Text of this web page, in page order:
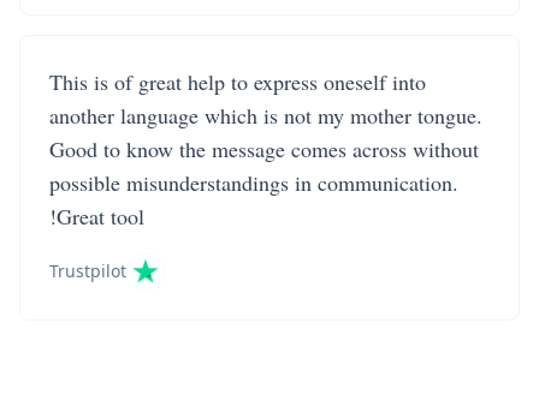
This is of great help to express oneself into
another language which is not my mother tongue.
Good to know the message comes across without
possible misunderstandings in communication.
Great tool!
Trustpilot